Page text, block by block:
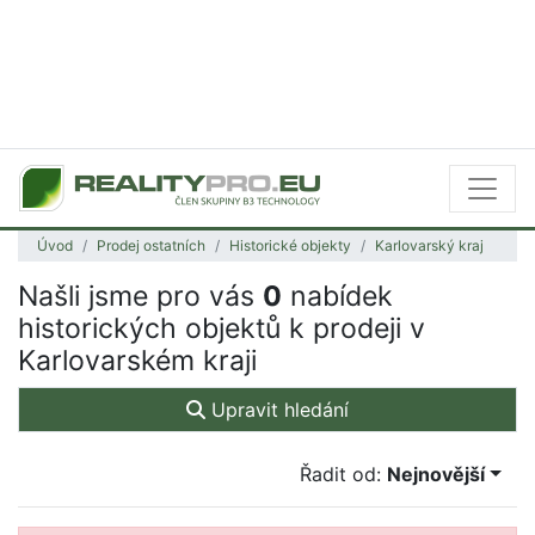
Úvod Prodej ostatních Historické objekty Karlovarský kraj
Našli jsme pro vás 0 nabídek
historických objektů k prodeji v
Karlovarském kraji
Upravit hledání
Řadit od: Nejnovější